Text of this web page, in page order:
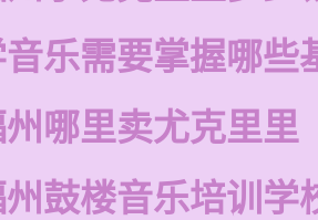
音乐需要掌握哪些
哪里卖尤克里里
鼓楼音乐培训学